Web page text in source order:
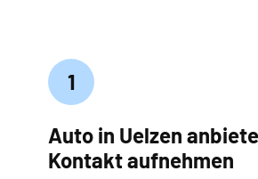
1
Auto in Uelzen
Kontakt aufnehmen